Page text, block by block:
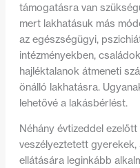
támogatásra van
mert lakhatásuk más
az egészségügyi,
intézményekben,
hajléktalanok átmeneti
önálló lakhatásra.
lehetővé a lakásbérlést.
Néhány évtizeddel
veszélyeztetett
ellátására leginkább